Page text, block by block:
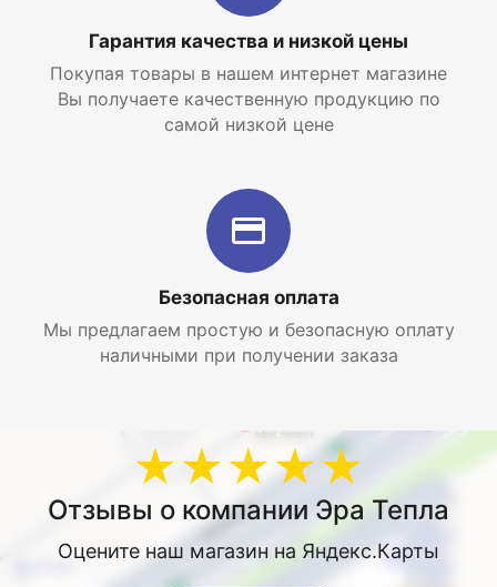
Гарантия качества и низкой цены
Покупая товары в нашем интернет магазине
Вы получаете качественную продукцию по
самой низкой цене
Безопасная оплата
Мы предлагаем простую и безопасную оплату
наличными при получении заказа
★★★★★
Отзывы о компании Эра Тепла
Оцените наш магазин на Яндекс.Карты